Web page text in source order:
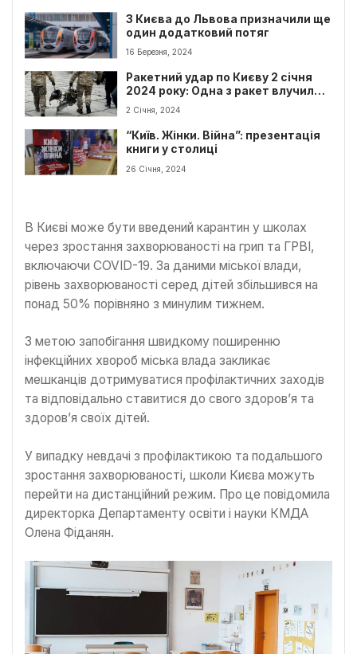
З Києва до Львова призначили ще
один додатковий потяг
16 Березня, 2024
Ракетний удар по Києву 2 січня
2024 року: Одна з ракет влучила в
лікарню
2 Січня, 2024
“Київ. Жінки. Війна”: презентація
книги у столиці
26 Січня, 2024
В Києві може бути введений карантин у школах
через зростання захворюваності на грип та ГРВІ,
включаючи COVID-19. За даними міської влади,
рівень захворюваності серед дітей збільшився на
понад 50% порівняно з минулим тижнем.
З метою запобігання швидкому поширенню
інфекційних хвороб міська влада закликає
мешканців дотримуватися профілактичних заходів
та відповідально ставитися до свого здоров’я та
здоров’я своїх дітей.
У випадку невдачі з профілактикою та подальшого
зростання захворюваності, школи Києва можуть
перейти на дистанційний режим. Про це повідомила
директорка Департаменту освіти і науки КМДА
Олена Фіданян.